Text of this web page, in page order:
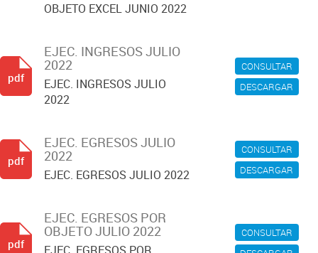
OBJETO EXCEL JUNIO 2022
CONSULTAR
DESCARGAR
EJEC. INGRESOS JULIO
2022
EJEC. INGRESOS JULIO
2022
pdf
CONSULTAR
DESCARGAR
EJEC. EGRESOS JULIO
2022
EJEC. EGRESOS JULIO 2022
pdf
CONSULTAR
EJEC. EGRESOS POR
OBJETO JULIO 2022
pdf